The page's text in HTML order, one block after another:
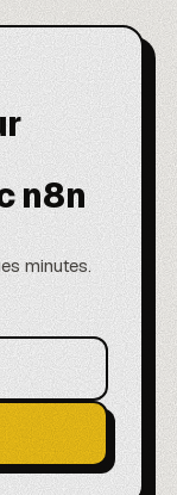
n8n
minutes.